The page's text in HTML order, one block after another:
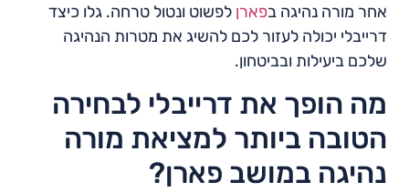
אחר מורה נהיגה בפארן לפשוט ונטול טרחה. גלו כיצד
דרייבלי יכולה לעזור לכם להשיג את מטרות הנהיגה
שלכם ביעילות ובביטחון.
מה הופך את דרייבלי לבחירה
הטובה ביותר למציאת מורה
נהיגה במושב פארן?